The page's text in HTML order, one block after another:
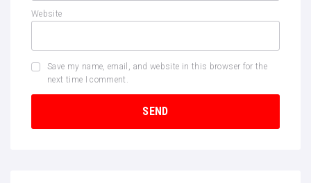
Website
Save my name, email, and website in this browser for the
next time I comment.